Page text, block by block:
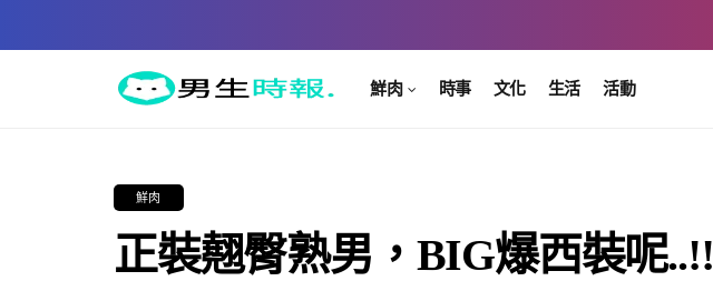
鮮肉 時事 文化 生活 活動
鮮肉
正裝翹臀熟男，BIG爆西裝呢..!!